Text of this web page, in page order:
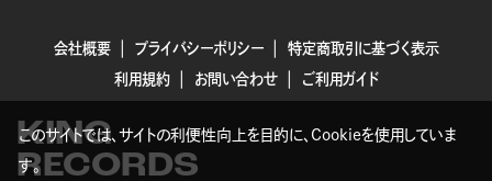
会社概要 プライバシーポリシー
特定商取引に基づく表示
利用規約
お問い合わせ ご利用ガイド
KING
RECORDS
このサイトでは、サイトの利便性向上を目的に、Cookieを使用していま
す。